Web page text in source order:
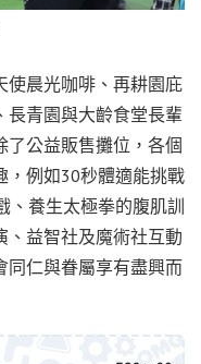
使晨光咖啡、再耕園庇
長青園與大齡食堂長輩
公益販售攤位，各個
，例如30秒體適能挑戰
、養生太極拳的腹肌訓
、益智社及魔術社互動
同仁與眷屬享有盡興而